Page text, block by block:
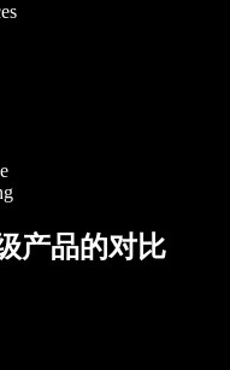
产品的对比